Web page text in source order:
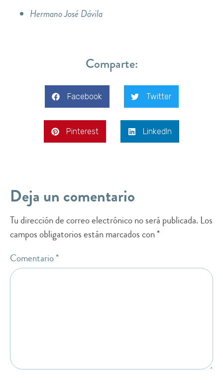
Hermano José Dávila
Comparte:
Facebook Twitter
Pinterest LinkedIn
Deja un comentario
Tu dirección de correo electrónico no será publicada. Los
campos obligatorios están marcados con*
Comentario*